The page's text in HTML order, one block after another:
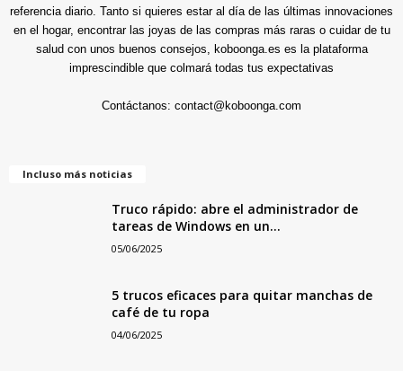
referencia diario. Tanto si quieres estar al día de las últimas innovaciones
en el hogar, encontrar las joyas de las compras más raras o cuidar de tu
salud con unos buenos consejos, koboonga.es es la plataforma
imprescindible que colmará todas tus expectativas
Contáctanos: contact@koboonga.com
Incluso más noticias
Truco rápido: abre el administrador de
tareas de Windows en un...
05/06/2025
5 trucos eficaces para quitar manchas de
café de tu ropa
04/06/2025